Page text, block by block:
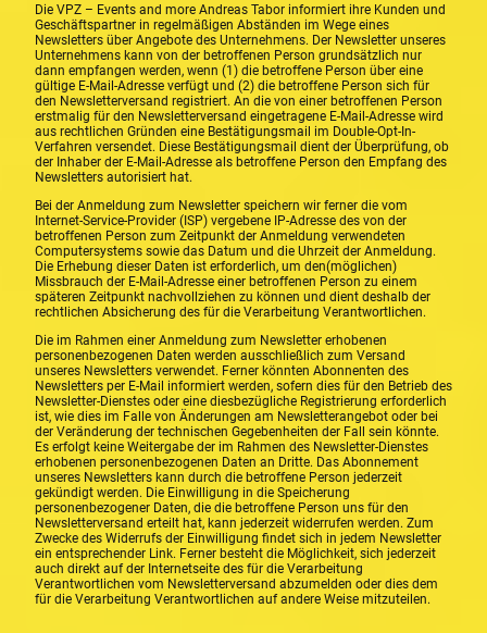
Die VPZ – Events and more Andreas Tabor informiert ihre Kunden und
Geschäftspartner in regelmäßigen Abständen im Wege eines
Newsletters über Angebote des Unternehmens. Der Newsletter unseres
Unternehmens kann von der betroffenen Person grundsätzlich nur
dann empfangen werden, wenn (1) die betroffene Person über eine
gültige E-Mail-Adresse verfügt und (2) die betroffene Person sich für
den Newsletterversand registriert. An die von einer betroffenen Person
erstmalig für den Newsletterversand eingetragene E-Mail-Adresse wird
aus rechtlichen Gründen eine Bestätigungsmail im Double-Opt-In-
Verfahren versendet. Diese Bestätigungsmail dient der Überprüfung, ob
der Inhaber der E-Mail-Adresse als betroffene Person den Empfang des
Newsletters autorisiert hat.
Bei der Anmeldung zum Newsletter speichern wir ferner die vom
Internet-Service-Provider (ISP) vergebene IP-Adresse des von der
betroffenen Person zum Zeitpunkt der Anmeldung verwendeten
Computersystems sowie das Datum und die Uhrzeit der Anmeldung.
Die Erhebung dieser Daten ist erforderlich, um den(möglichen)
Missbrauch der E-Mail-Adresse einer betroffenen Person zu einem
späteren Zeitpunkt nachvollziehen zu können und dient deshalb der
rechtlichen Absicherung des für die Verarbeitung Verantwortlichen.
Die im Rahmen einer Anmeldung zum Newsletter erhobenen
personenbezogenen Daten werden ausschließlich zum Versand
unseres Newsletters verwendet. Ferner könnten Abonnenten des
Newsletters per E-Mail informiert werden, sofern dies für den Betrieb des
Newsletter-Dienstes oder eine diesbezügliche Registrierung erforderlich
ist, wie dies im Falle von Änderungen am Newsletterangebot oder bei
der Veränderung der technischen Gegebenheiten der Fall sein könnte.
Es erfolgt keine Weitergabe der im Rahmen des Newsletter-Dienstes
erhobenen personenbezogenen Daten an Dritte. Das Abonnement
unseres Newsletters kann durch die betroffene Person jederzeit
gekündigt werden. Die Einwilligung in die Speicherung
personenbezogener Daten, die die betroffene Person uns für den
Newsletterversand erteilt hat, kann jederzeit widerrufen werden. Zum
Zwecke des Widerrufs der Einwilligung findet sich in jedem Newsletter
ein entsprechender Link. Ferner besteht die Möglichkeit, sich jederzeit
auch direkt auf der Internetseite des für die Verarbeitung
Verantwortlichen vom Newsletterversand abzumelden oder dies dem
für die Verarbeitung Verantwortlichen auf andere Weise mitzuteilen.